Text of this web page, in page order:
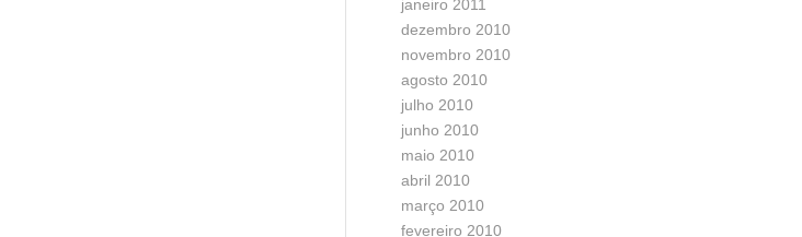
janeiro 2011
dezembro 2010
novembro 2010
agosto 2010
julho 2010
junho 2010
maio 2010
abril 2010
março 2010
fevereiro 2010